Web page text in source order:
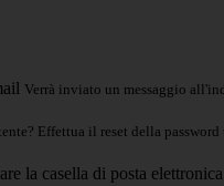
Verrà inviato un messaggio
Effettua il reset della password
la casella di posta